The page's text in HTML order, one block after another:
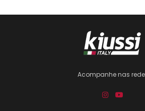
Acompanhe nas